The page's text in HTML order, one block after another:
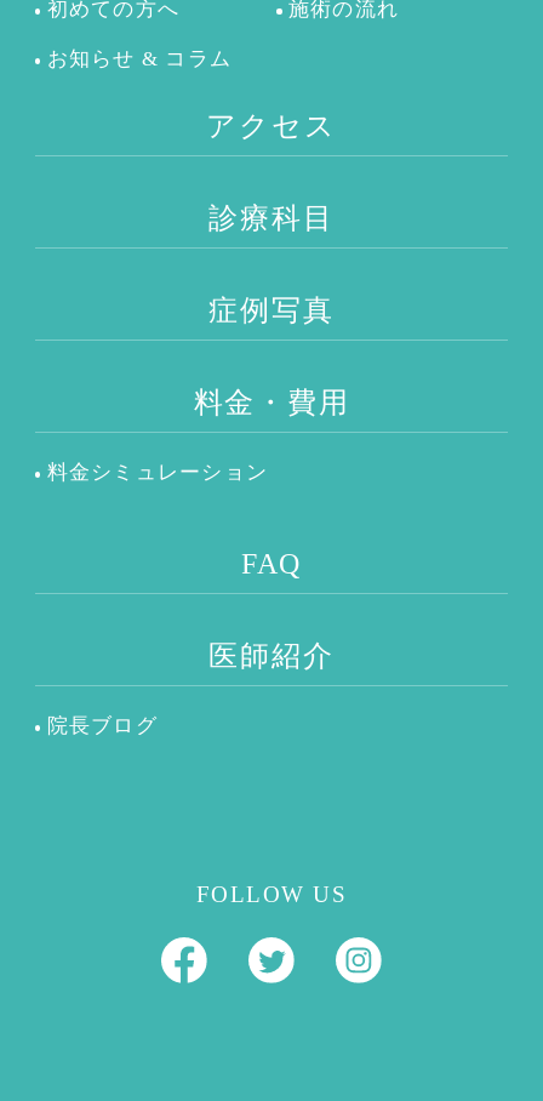
初めての方へ 施術の流れ
お知らせ & コラム
アクセス
診療科目
症例写真
料金・費用
料金シミュレーション
FAQ
医師紹介
院長ブログ
FOLLOW US